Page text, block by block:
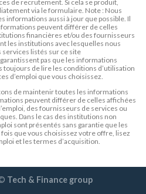
de recrutement. Si cela se produit,
via le formulaire. Note : Nous
informations aussi à jour que possible. Il
peuvent différer de celles
financières et/ou des fournisseurs
les institutions avec lesquelles nous
services listés sur ce site
pas que les informations
toujours de lire les conditions d’utilisation
d’emploi que vous choisissez.
de maintenir toutes les informations
peuvent différer de celles affichées
des fournisseurs de services ou
Dans le cas des institutions non
sont présentés sans garantie que les
que vous choisissez votre offre, lisez
et les termes d’acquisition.
Tech & Finance group